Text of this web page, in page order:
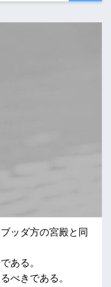
ッダ方の宮殿と同
ある。
べきである。